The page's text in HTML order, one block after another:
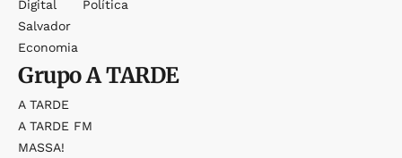
Digital
Salvador
Economia
Política
GrupoA TARDE
A TARDE
A TARDE FM
MASSA!